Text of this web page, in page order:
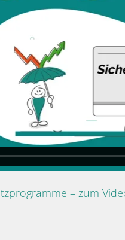
– zum